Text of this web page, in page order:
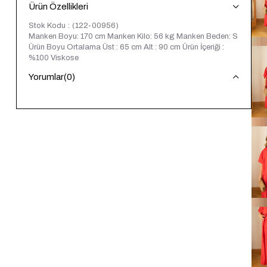
Ürün Özellikleri
Stok Kodu
(122-00956)
Manken Boyu: 170 cm Manken Kilo: 56 kg Manken Beden: S
Ürün Boyu Ortalama Üst : 65 cm Alt : 90 cm Ürün İçeriği :
%100 Viskose
Yorumlar(0)